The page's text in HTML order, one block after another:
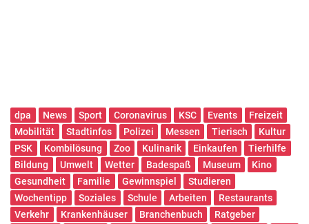
dpa News Sport Coronavirus KSC Events
Freizeit
Mobilität
Stadtinfos Polizei Messen Tierisch
Kultur
PSK
Kombilösung Zoo Kulinarik Einkaufen
Tierhilfe
Bildung
Umwelt Wetter Badespaß Museum
Kino
Gesundheit
Familie Gewinnspiel
Studieren
Wochentipp
Soziales Schule Arbeiten
Restaurants
Verkehr
Krankenhäuser Branchenbuch
Ratgeber